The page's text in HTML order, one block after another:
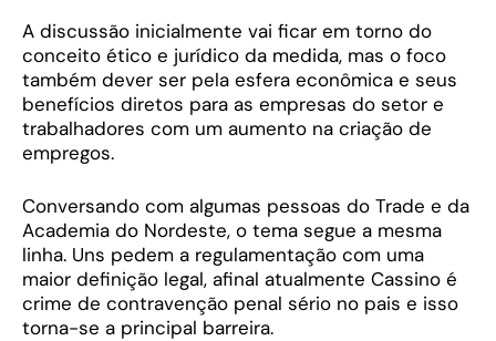
A discussão inicialmente vai ficar em torno do
conceito ético e jurídico da medida, mas o foco
também dever ser pela esfera econômica e seus
benefícios diretos para as empresas do setor e
trabalhadores com um aumento na criação de
empregos.
Conversando com algumas pessoas do Trade e da
Academia do Nordeste, o tema segue a mesma
linha. Uns pedem a regulamentação com uma
maior definição legal, afinal atualmente Cassino é
crime de contravenção penal sério no pais e isso
torna-se a principal barreira.